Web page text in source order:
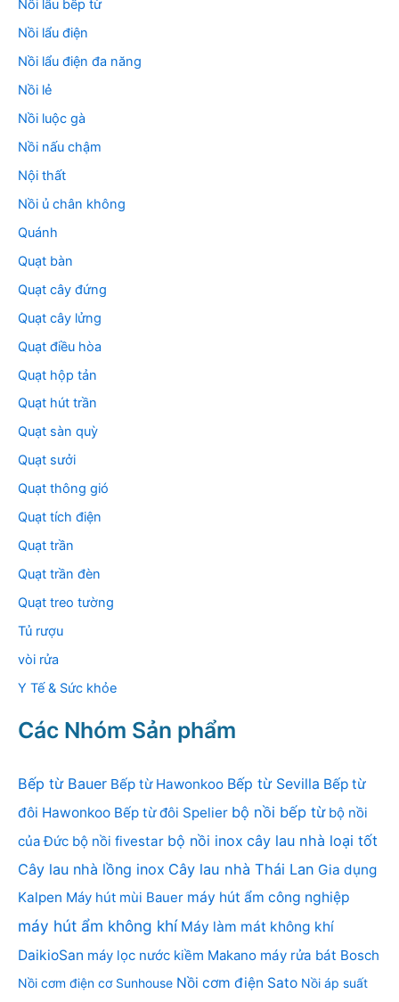
Nồi lẩu bếp từ
Nồi lẩu điện
Nồi lẩu điện đa năng
Nồi lẻ
Nồi luộc gà
Nồi nấu chậm
Nội thất
Nồi ủ chân không
Quánh
Quạt bàn
Quạt cây đứng
Quạt cây lửng
Quạt điều hòa
Quạt hộp tản
Quạt hút trần
Quạt sàn quỳ
Quạt sưởi
Quạt thông gió
Quạt tích điện
Quạt trần
Quạt trần đèn
Quạt treo tường
Tủ rượu
vòi rửa
Y Tế & Sức khỏe
Các Nhóm Sản phẩm
Bếp từ Bauer Bếp từ Hawonkoo Bếp từ Sevilla Bếp từ
đôi Hawonkoo Bếp từ đôi Spelier bộ nồi bếp từ bộ nồi
của Đức bộ nồi fivestar bộ nồi inox cây lau nhà loại tốt
Cây lau nhà lồng inox Cây lau nhà Thái Lan Gia dụng
Kalpen Máy hút mùi Bauer máy hút ẩm công nghiệp
máy hút ẩm không khí Máy làm mát không khí
DaikioSan máy lọc nước kiềm Makano máy rửa bát Bosch
Nồi cơm điện cơ Sunhouse Nồi cơm điện Sato Nồi áp suất